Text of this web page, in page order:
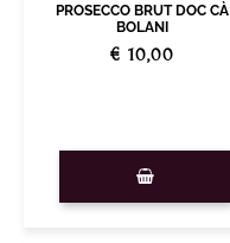
PROSECCO BRUT DOC CÀ
BOLANI
€ 10,00